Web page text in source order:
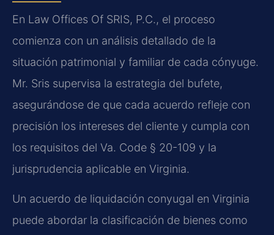
En Law Offices Of SRIS, P.C., el proceso
comienza con un análisis detallado de la
situación patrimonial y familiar de cada cónyuge.
Mr. Sris supervisa la estrategia del bufete,
asegurándose de que cada acuerdo refleje con
precisión los intereses del cliente y cumpla con
los requisitos del Va. Code § 20-109 y la
jurisprudencia aplicable en Virginia.
Un acuerdo de liquidación conyugal en Virginia
puede abordar la clasificación de bienes como